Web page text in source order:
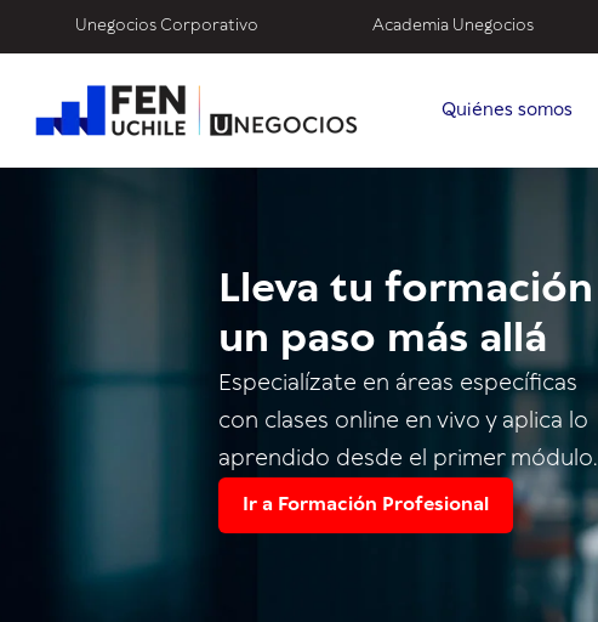
Unegocios Corporativo Academia Unegocios
Quiénes somos
Lleva tu formación
un paso más allá
Especialízate en áreas específicas
con clases online en vivo y aplica lo
aprendido desde el primer módulo.
Ir a Formación Profesional